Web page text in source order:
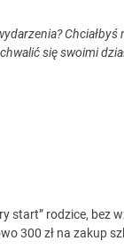
Chciałbyś
się swoimi
start” rodzice, bez
300 zł na zakup